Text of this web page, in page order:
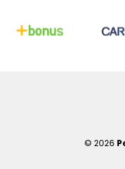
© 2026